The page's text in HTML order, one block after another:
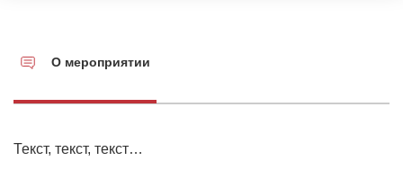
О мероприятии
Текст, текст, текст…